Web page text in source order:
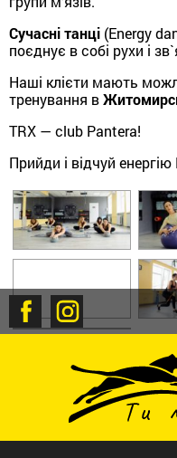
Сучасні танці (Energy
поєднує в собі рухи і
Наші клієти мають
тренування в
TRX — club Pantera!
Прийди і відчуй